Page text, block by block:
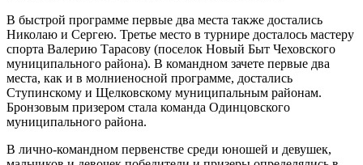
В быстрой программе первые два места также достались
Николаю и Сергею. Третье место в турнире досталось мастеру
спорта Валерию Тарасову (поселок Новый Быт Чеховского
муниципального района). В командном зачете первые два
места, как и в молниеносной программе, достались
Ступинскому и Щелковскому муниципальным районам.
Бронзовым призером стала команда Одинцовского
муниципального района.
В лично-командном первенстве среди юношей и девушек,